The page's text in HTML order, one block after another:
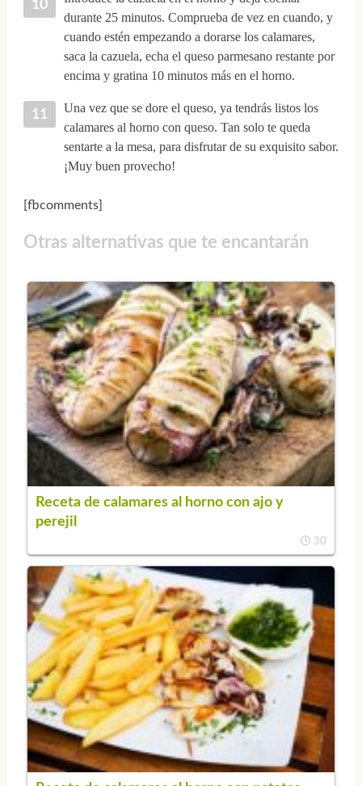
durante 25 minutos. Comprueba de vez en cuando, y
cuando estén empezando a dorarse los calamares,
saca la cazuela, echa el queso parmesano restante por
encima y gratina 10 minutos más en el horno.
Una vez que se dore el queso, ya tendrás listos los
calamares al horno con queso. Tan solo te queda
sentarte a la mesa, para disfrutar de su exquisito sabor.
¡Muy buen provecho!
[fbcomments]
Otras alternativas que te encantarán
Receta de calamares al horno con ajo y
perejil
30